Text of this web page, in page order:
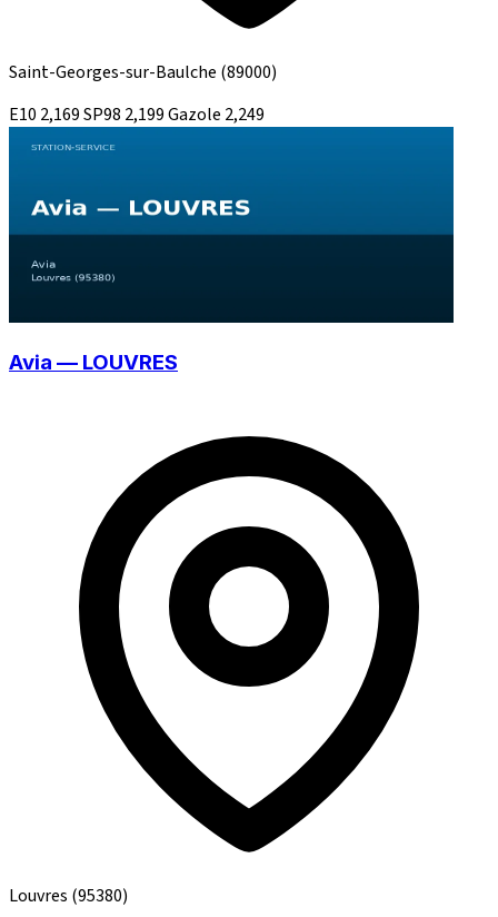
Saint-Georges-sur-Baulche (89000)
E10 2,169SP98 2,199Gazole 2,249
Avia — LOUVRES
Louvres (95380)